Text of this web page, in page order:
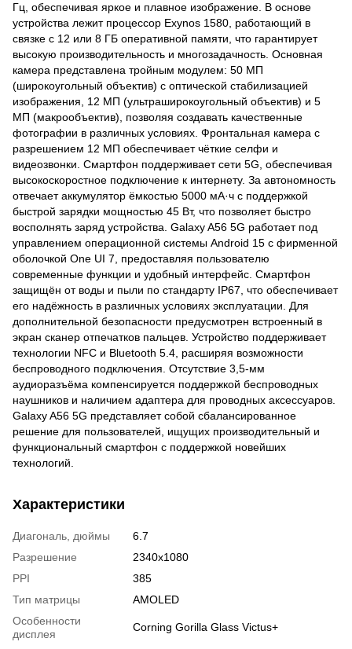
Гц, обеспечивая яркое и плавное изображение. В основе
устройства лежит процессор Exynos 1580, работающий в
связке с 12 или 8 ГБ оперативной памяти, что гарантирует
высокую производительность и многозадачность. Основная
камера представлена тройным модулем: 50 МП
(широкоугольный объектив) с оптической стабилизацией
изображения, 12 МП (ультраширокоугольный объектив) и 5
МП (макрообъектив), позволяя создавать качественные
фотографии в различных условиях. Фронтальная камера с
разрешением 12 МП обеспечивает чёткие селфи и
видеозвонки. Смартфон поддерживает сети 5G, обеспечивая
высокоскоростное подключение к интернету. За автономность
отвечает аккумулятор ёмкостью 5000 мА·ч с поддержкой
быстрой зарядки мощностью 45 Вт, что позволяет быстро
восполнять заряд устройства. Galaxy A56 5G работает под
управлением операционной системы Android 15 с фирменной
оболочкой One UI 7, предоставляя пользователю
современные функции и удобный интерфейс. Смартфон
защищён от воды и пыли по стандарту IP67, что обеспечивает
его надёжность в различных условиях эксплуатации. Для
дополнительной безопасности предусмотрен встроенный в
экран сканер отпечатков пальцев. Устройство поддерживает
технологии NFC и Bluetooth 5.4, расширяя возможности
беспроводного подключения. Отсутствие 3,5-мм
аудиоразъёма компенсируется поддержкой беспроводных
наушников и наличием адаптера для проводных аксессуаров.
Galaxy A56 5G представляет собой сбалансированное
решение для пользователей, ищущих производительный и
функциональный смартфон с поддержкой новейших
технологий.
Характеристики
Диагональ, дюймы
6.7
Разрешение
2340x1080
PPI
385
Тип матрицы
AMOLED
Особенности
дисплея
Corning Gorilla Glass Victus+